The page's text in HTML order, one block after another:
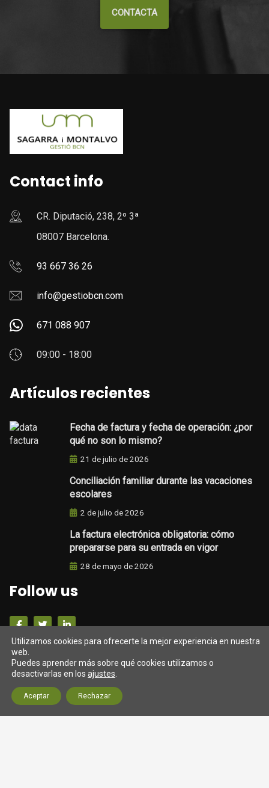
CONTACTA
Contact info
CR. Diputació, 238, 2º 3ª
08007 Barcelona.
93 667 36 26
info@gestiobcn.com
671 088 907
09:00 - 18:00
Artículos recientes
Fecha de factura y fecha de operación: ¿por
qué no son lo mismo?
21 de julio de 2026
Conciliación familiar durante las vacaciones
escolares
2 de julio de 2026
La factura electrónica obligatoria: cómo
prepararse para su entrada en vigor
28 de mayo de 2026
Follow us
Darrers tweets
Tweets from https://twitter.com/twitter/lists/official-
twitter-accts
Utilizamos cookies para ofrecerte la mejor experiencia en nuestra
web.
Puedes aprender más sobre qué cookies utilizamos o
desactivarlas en los ajustes
Aceptar Rechazar